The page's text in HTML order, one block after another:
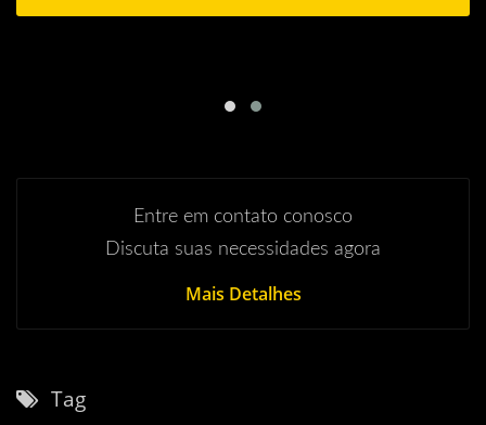
Entre em contato conosco
Discuta suas necessidades agora
Mais Detalhes
Tag